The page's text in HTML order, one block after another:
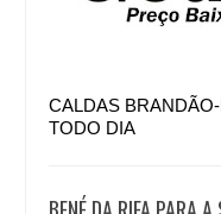
CALDAS
TODO DIA